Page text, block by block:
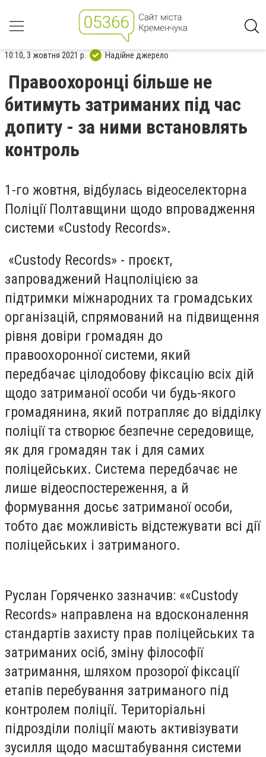
10:10, 3 жовтня 2021 р. Надійне джерело
Правоохоронці більше не
битимуть затриманих під час
допиту - за ними встановлять
контроль
1-го жовтня, відбулась відеоселекторна
Поліції Полтавщини щодо впровадження
системи «Custody Records».
«Custody Records» - проєкт,
запроваджений Нацполіцією за
підтримки міжнародних та громадських
організацій, спрямований на підвищення
рівня довіри громадян до
правоохоронної системи, який
передбачає цілодобову фіксацію всіх дій
щодо затриманої особи чи будь-якого
громадянина, який потрапляє до відділку
поліції та створює безпечне середовище,
як для громадян так і для самих
поліцейських. Система передбачає не
лише відеоспостереження, а й
формування досьє затриманої особи,
тобто дає можливість відстежувати всі дії
поліцейських і затриманого.
Руслан Горяченко зазначив: ««Custody
Records» направлена на вдосконалення
стандартів захисту прав поліцейських та
затриманих осіб, зміну філософії
затримання, шляхом прозорої фіксації
етапів перебування затриманого під
контролем поліції. Територіальні
підрозділи поліції мають активізувати
зусилля щодо масштабування системи